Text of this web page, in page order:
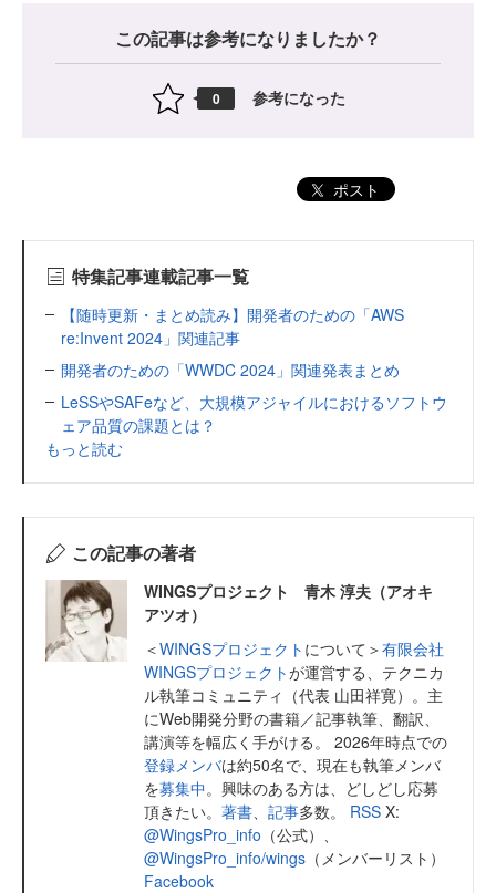
この記事は参考になりましたか？
0 参考になった
ポスト
特集記事連載記事一覧
【随時更新・まとめ読み】開発者のための「AWS
re:Invent 2024」関連記事
開発者のための「WWDC 2024」関連発表まとめ
LeSSやSAFeなど、大規模アジャイルにおけるソフトウ
ェア品質の課題とは？
もっと読む
この記事の著者
WINGSプロジェクト 青木 淳夫（アオキ
アツオ）
＜WINGSプロジェクト について＞有限会社
WINGSプロジェクトが運営する、テクニカ
ル執筆コミュニティ（代表 山田祥寛）。主
にWeb開発分野の書籍／記事執筆、翻訳、
講演等を幅広く手がける。 2026年時点での
登録メンバは約50名で、現在も執筆メンバ
を募集中。興味のある方は、どしどし応募
頂きたい。 著書 記事多数。 RSS X:
@WingsPro_info （公式）、
@WingsPro_info/wings （メンバーリスト）
Facebook